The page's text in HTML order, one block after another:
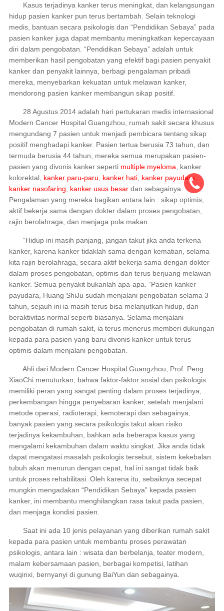
Kasus terjadinya kanker terus meningkat, dan kelangsungan
hidup pasien kanker pun terus bertambah. Selain teknologi
medis, bantuan secara psikologis dan “Pendidikan Sebaya” pada
pasien kanker juga dapat membantu meningkatkan kepercayaan
diri dalam pengobatan. “Pendidikan Sebaya” adalah untuk
memberikan hasil pengobatan yang efektif bagi pasien penyakit
kanker dan penyakit lainnya, berbagi pengalaman pribadi
mereka, menyebarkan kekuatan untuk melawan kanker,
mendorong pasien kanker membangun sikap positif.
28 Agustus 2014 adalah hari pertukaran medis internasional
Modern Cancer Hospital Guangzhou, rumah sakit secara khusus
mengundang 7 pasien untuk menjadi pembicara tentang sikap
positif menghadapi kanker. Pasien tertua berusia 73 tahun, dan
termuda berusia 44 tahun, mereka semua merupakan pasien-
pasien yang divonis kanker seperti multiple myeloma , kanker
kolorektal, kanker paru-paru kanker hati, kanker payudara
kanker nasofaring
kanker usus besardan sebagainya.
Pengalaman yang mereka bagikan antara lain : sikap optimis,
aktif bekerja sama dengan dokter dalam proses pengobatan,
rajin berolahraga, dan menjaga pola makan.
“Hidup ini masih panjang, jangan takut jika anda terkena
kanker, karena kanker tidaklah sama dengan kematian, selama
kita rajin berolahraga, secara aktif bekerja sama dengan dokter
dalam proses pengobatan, optimis dan terus berjuang melawan
kanker. Semua penyakit bukanlah apa-apa. ”Pasien kanker
payudara, Huang ShiJu sudah menjalani pengobatan selama 3
tahun, sejauh ini ia masih terus bisa melanjutkan hidup, dan
beraktivitas normal seperti biasanya. Selama menjalani
pengobatan di rumah sakit, ia terus menerus memberi dukungan
kepada para pasien yang baru divonis kanker untuk terus
optimis dalam menjalani pengobatan.
Ahli dari Modern Cancer Hospital Guangzhou, Prof. Peng
XiaoChi menuturkan, bahwa faktor-faktor sosial dan psikologis
memiliki peran yang sangat penting dalam proses terjadinya,
perkembangan hingga penyebaran kanker, setelah menjalani
metode operasi, radioterapi, kemoterapi dan sebagainya,
banyak pasien yang secara psikologis takut akan risiko
terjadinya kekambuhan, bahkan ada beberapa kasus yang
mengalami kekambuhan dalam waktu singkat. Jika anda tidak
dapat mengatasi masalah psikologis tersebut, sistem kekebalan
tubuh akan menurun dengan cepat, hal ini sangat tidak baik
untuk proses rehabilitasi. Oleh karena itu, sebaiknya secepat
mungkin mengadakan “Pendidikan Sebaya” kepada pasien
kanker, ini membantu menghilangkan rasa takut pada pasien,
dan menjaga kondisi pasien.
Saat ini ada 10 jenis pelayanan yang diberikan rumah sakit
kepada para pasien untuk membantu proses perawatan
psikologis, antara lain : wisata dan berbelanja, teater modern,
malam kebersamaan pasien, berbagai kompetisi, latihan
wuqinxi, bernyanyi di gunung BaiYun dan sebagainya.